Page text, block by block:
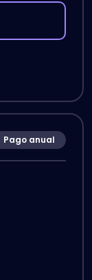
Pago anual